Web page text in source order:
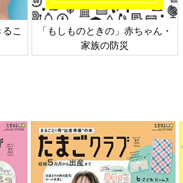
こ
「もしものときの」赤ちゃん・
家族の防災